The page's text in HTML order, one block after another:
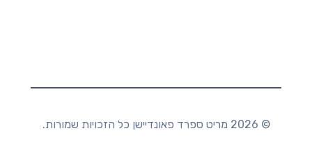
© 2026 מריט ספרד פאונדיישן כל הזכויות שמורות.